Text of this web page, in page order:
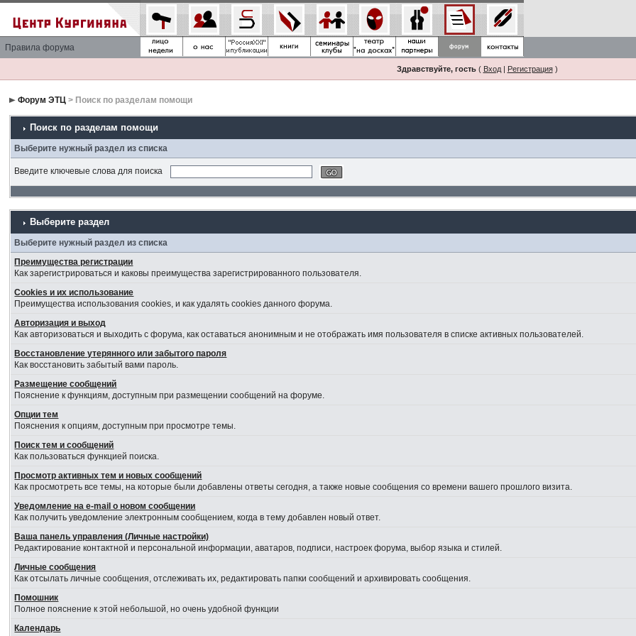
Правила форума
Здравствуйте, гость( Вход| Регистрация)
Форум ЭТЦ > Поиск по разделам помощи
Поиск по разделам помощи
Выберите нужный раздел из списка
Введите ключевые слова для поиска
Выберите раздел
Выберите нужный раздел из списка
Преимущества регистрации
Как зарегистрироваться и каковы преимущества зарегистрированного пользователя.
Cookies и их использование
Преимущества использования cookies, и как удалять cookies данного форума.
Авторизация и выход
Как авторизоваться и выходить с форума, как оставаться анонимным и не отображать имя пользователя в списке активных пользователей.
Восстановление утерянного или забытого пароля
Как восстановить забытый вами пароль.
Размещение сообщений
Пояснение к функциям, доступным при размещении сообщений на форуме.
Опции тем
Пояснения к опциям, доступным при просмотре темы.
Поиск тем и сообщений
Как пользоваться функцией поиска.
Просмотр активных тем и новых сообщений
Как просмотреть все темы, на которые были добавлены ответы сегодня, а также новые сообщения со времени вашего прошлого визита.
Уведомление на е-mail о новом сообщении
Как получить уведомление электронным сообщением, когда в тему добавлен новый ответ.
Ваша панель управления (Личные настройки)
Редактирование контактной и персональной информации, аватаров, подписи, настроек форума, выбор языка и стилей.
Личные сообщения
Как отсылать личные сообщения, отслеживать их, редактировать папки сообщений и архивировать сообщения.
Помошник
Полное пояснение к этой небольшой, но очень удобной функции
Календарь